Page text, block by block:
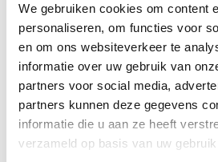
We gebruiken cookies om content
personaliseren, om functies voor
en om ons websiteverkeer te
informatie over uw gebruik van
partners voor social media,
partners kunnen deze gegevens
informatie die u aan ze heeft
verzameld op basis van uw
KOM 23 JUNI NAAR
Wat: Info-event
Oosterhout
Wanneer: dinsdag 23 juni
uur
Locatie: Koningin